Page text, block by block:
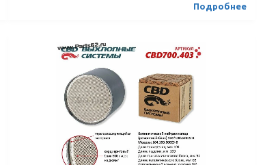
20 gr/ft³ или 0, 7 gr/L
Подробнее